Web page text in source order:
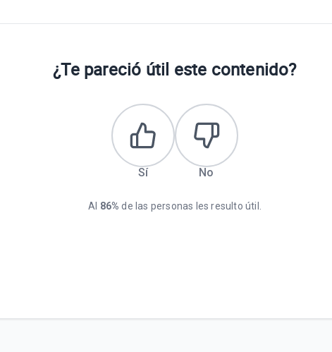
¿Te pareció útil este contenido?
Sí No
Al 86% de las personas les resulto útil.